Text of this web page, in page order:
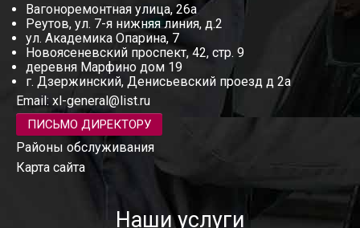
Вагоноремонтная улица, 26а
Реутов, ул. 7-я нижняя линия, д.2
ул. Академика Опарина, 7
Новоясеневский проспект, 42, стр. 9
деревня Марфино дом 19
г. Дзержинский, Денисьевский проезд д 2а
Email: xl-general@list.ru
ПИСЬМО ДИРЕКТОРУ
Районы обслуживания
Карта сайта
Наши услуги